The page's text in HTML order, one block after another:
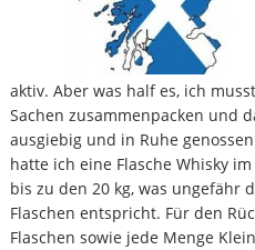
aktiv. Aber was half es, ich
Sachen zusammenpacken und
ausgiebig und in Ruhe
hatte ich eine Flasche Whisky
bis zu den 20 kg, was ungefähr
Flaschen entspricht. Für den
Flaschen sowie jede Menge